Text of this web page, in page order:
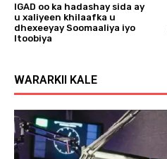
IGAD oo ka hadashay sida ay
u xaliyeen khilaafka u
dhexeeyay Soomaaliya iyo
Itoobiya
WARARKII KALE